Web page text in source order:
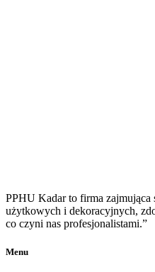
PPHU Kadar to firma
użytkowych i dekoracyjnych,
co czyni nas profesjonalistami.”
Menu